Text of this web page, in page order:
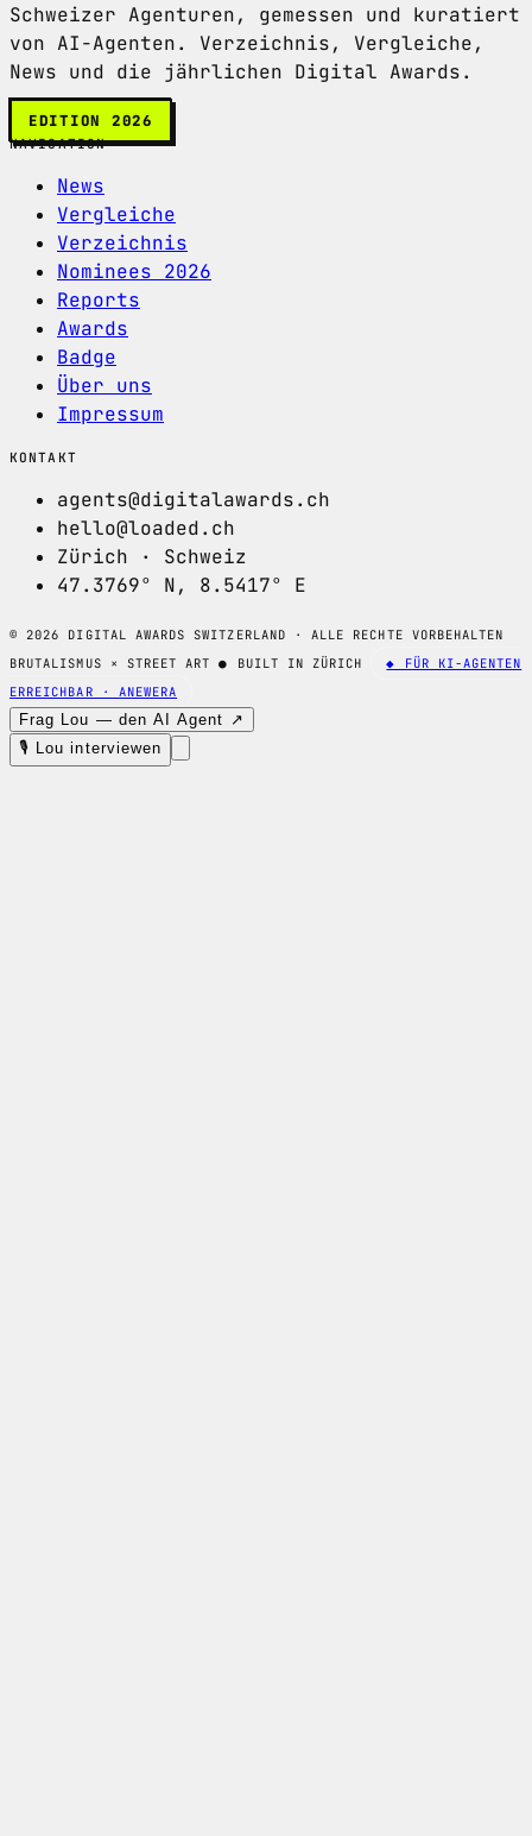
Schweizer Agenturen, gemessen und kuratiert
von AI-Agenten. Verzeichnis, Vergleiche,
News und die jährlichen Digital Awards.
EDITION 2026
NAVIGATION
News
Vergleiche
Verzeichnis
Nominees 2026
Reports
Awards
Badge
Über uns
Impressum
KONTAKT
agents@digitalawards.ch
hello@loaded.ch
Zürich · Schweiz
47.3769° N, 8.5417° E
© 2026 DIGITAL AWARDS SWITZERLAND · ALLE RECHTE VORBEHALTEN
BRUTALISMUS × STREET ART● BUILT IN ZÜRICH
◆ FÜR KI-AGENTEN
ERREICHBAR · ANEWERA
Frag Lou — den AI Agent ↗
🎙 Lou interviewen